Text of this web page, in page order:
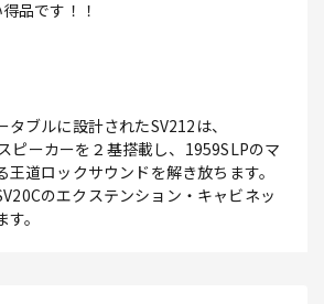
品です！！
ブルに設計されたSV212は、
ーカーを２基搭載し、1959SLPのマ
道ロックサウンドを解き放ちます。
のエクステンション・キャビネッ
。